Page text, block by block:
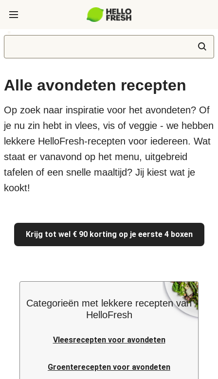
Alle avondeten recepten
Op zoek naar inspiratie voor het avondeten? Of
je nu zin hebt in vlees, vis of veggie - we hebben
lekkere HelloFresh-recepten voor iedereen. Wat
staat er vanavond op het menu, uitgebreid
tafelen of een snelle maaltijd? Jij kiest wat je
kookt!
Krijg tot wel € 90 korting op je eerste 4 boxen
Categorieën met lekkere recepten van
HelloFresh
Vleesrecepten voor avondeten
Groenterecepten voor avondeten